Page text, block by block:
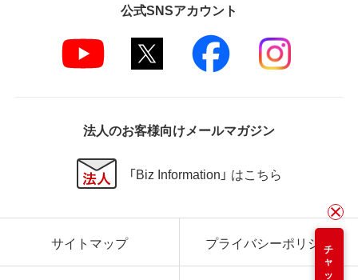
公式SNSアカウント
法人のお客様向けメールマガジン
「Biz Information」 はこちら
サイトマップ プライバシーポリシー